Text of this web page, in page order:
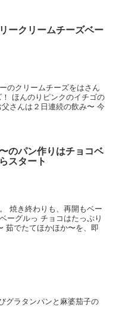
ークリームチーズベー
のクリームチーズをはさん
ほんのりピンクのイチゴの
さんは２日連続の飲み〜 今
のパン作りはチョコベ
スタート
焼き終わりも、再開もベー
ーグルっ チョコはたっぷり
茹でたてほかほか〜を、即
グラタンパンと麻婆茄子の